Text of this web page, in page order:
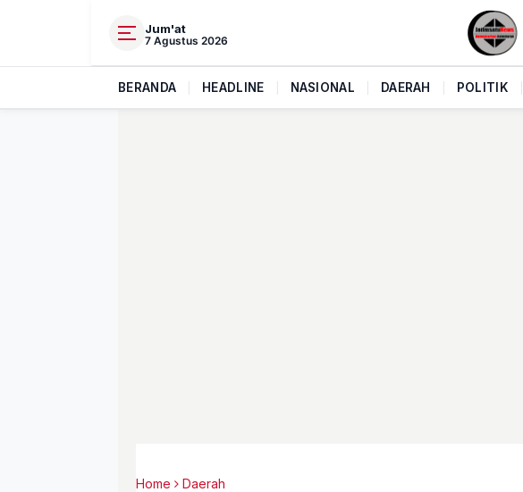
Jum'at
7 Agustus 2026
BERANDA HEADLINE NASIONAL DAERAH POLITIK
Home Daerah